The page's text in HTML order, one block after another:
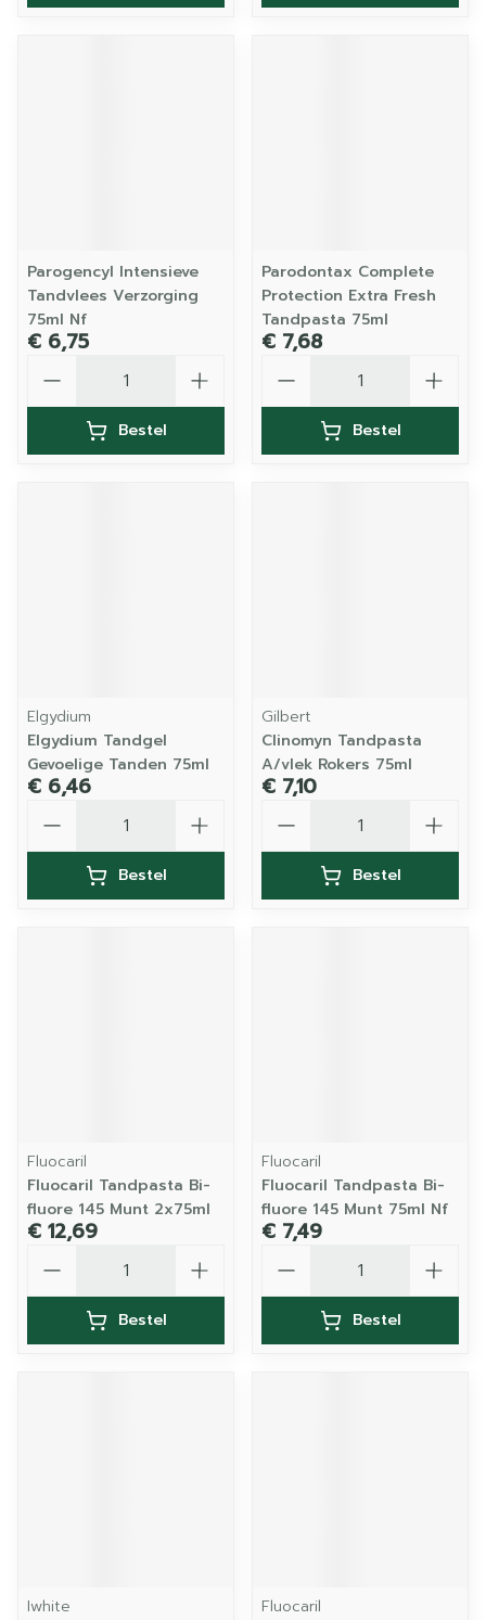
Parogencyl Intensieve
Tandvlees Verzorging
75ml Nf
€ 6,75
Bestel
Parodontax Complete
Protection Extra Fresh
Tandpasta 75ml
€ 7,68
Bestel
Elgydium
Elgydium Tandgel
Gevoelige Tanden 75ml
€ 6,46
Bestel
Gilbert
Clinomyn Tandpasta
A/vlek Rokers 75ml
€ 7,10
Bestel
Fluocaril
Fluocaril Tandpasta Bi-
fluore 145 Munt 2x75ml
€ 12,69
Bestel
Fluocaril
Fluocaril Tandpasta Bi-
fluore 145 Munt 75ml Nf
€ 7,49
Bestel
Iwhite
Fluocaril